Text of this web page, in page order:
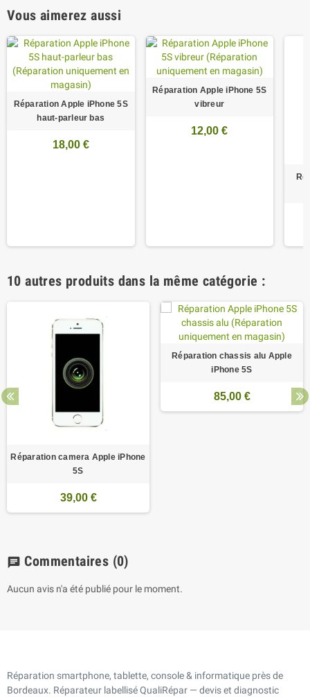
Vous aimerez aussi
Réparation Apple iPhone 5S
haut-parleur bas
18,00 €
Réparation Apple iPhone 5S
vibreur
12,00 €
10 autres produits dans la même catégorie :
Réparation camera Apple iPhone
5S
39,00 €
Réparation chassis alu Apple
iPhone 5S
85,00 €
chat Commentaires (0)
Aucun avis n'a été publié pour le moment.
Réparation smartphone, tablette, console & informatique près de
Bordeaux. Réparateur labellisé QualiRépar — devis et diagnostic